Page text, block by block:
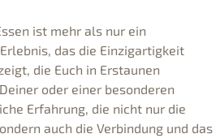
ist mehr als nur ein
das die Einzigartigkeit
die Euch in Erstaunen
oder einer besonderen
Erfahrung, die nicht nur die
auch die Verbindung und das